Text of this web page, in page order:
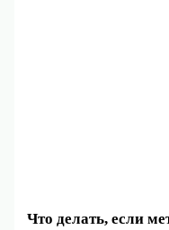
Что делать, если